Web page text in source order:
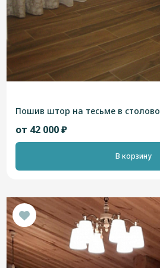
Пошив штор на тесьме в
от 42 000 ₽
В корзину